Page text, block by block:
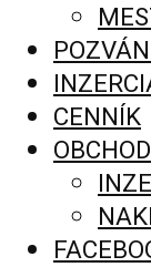
CENNÍK
OBCHOD